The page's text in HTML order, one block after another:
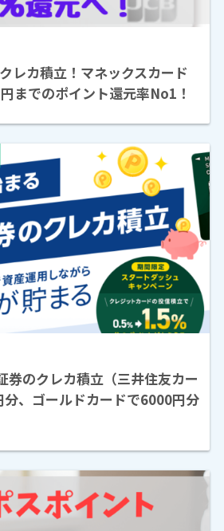
レカ積立！マネックスカード
までのポイント還元率No1！
券のクレカ積立（三井住友カー
分、ゴールドカードで6000円分